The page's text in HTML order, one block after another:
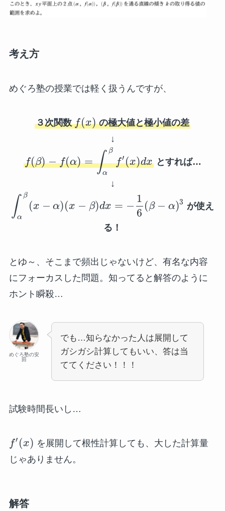
考え方
めぐろ塾の授業では軽く扱うんですが、
３次関数f(x)の極大値と極小値の差
↓
f(β)− f(α) = ∫ β
α
f′(x)dx とすれば…
↓
∫ β
α
(x − α)(x − β)dx = −
1
6
(β − α)3 が使え
る！
とゆ～、そこまで頻出じゃないけど、有名な内容
にフォーカスした問題。知ってると解答のように
ホント瞬殺…
めぐろ塾の安
田
でも…知らなかった人は展開して
ガシガシ計算してもいい、答は当
ててください！！！
試験時間長いし…
f′ (x) を展開して根性計算しても、大した計算量
じゃありません。
解答